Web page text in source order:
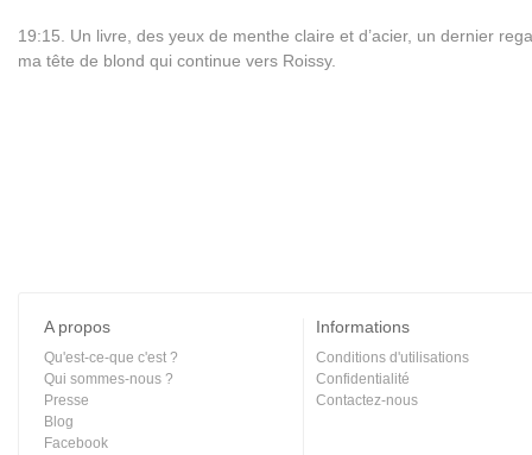
19:15. Un livre, des yeux de menthe claire et d’acier, un dernier
ma tête de blond qui continue vers Roissy.
A propos
Qu'est-ce-que c'est ?
Qui sommes-nous ?
Presse
Blog
Facebook
Informations
Conditions d'utilisations
Confidentialité
Contactez-nous